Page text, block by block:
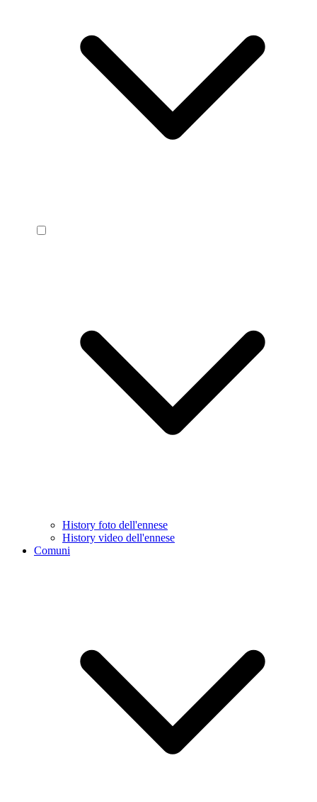
History foto dell'ennese
History video dell'ennese
Comuni